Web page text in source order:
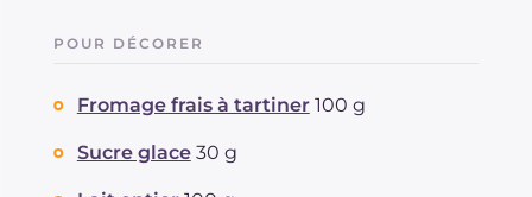
POUR DÉCORER
Fromage frais à tartiner 100 g
Sucre glace 30 g